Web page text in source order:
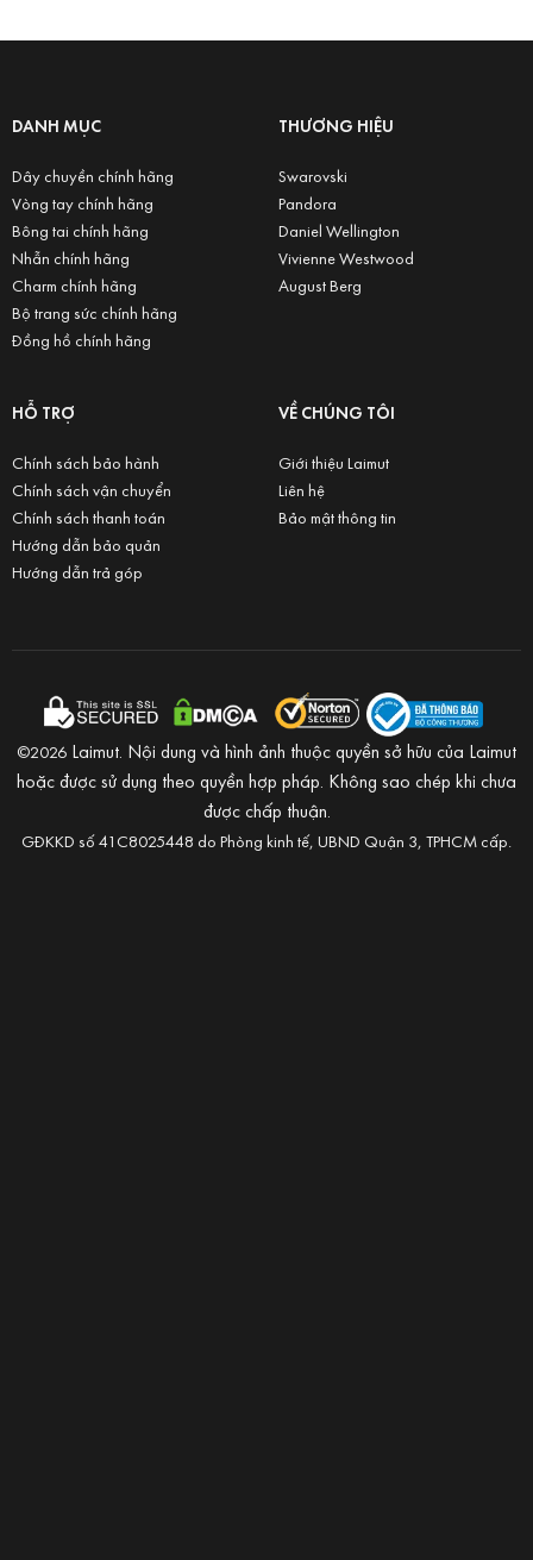
DANH MỤC
Dây chuyền chính hãng
Vòng tay chính hãng
Bông tai chính hãng
Nhẫn chính hãng
Charm chính hãng
Bộ trang sức chính hãng
Đồng hồ chính hãng
THƯƠNG HIỆU
Swarovski
Pandora
Daniel Wellington
Vivienne Westwood
August Berg
HỖ TRỢ
Chính sách bảo hành
Chính sách vận chuyển
Chính sách thanh toán
Hướng dẫn bảo quản
Hướng dẫn trả góp
VỀ CHÚNG TÔI
Giới thiệu Laimut
Liên hệ
Bảo mật thông tin
©2026 Laimut. Nội dung và hình ảnh thuộc quyền sở hữu của Laimut
hoặc được sử dụng theo quyền hợp pháp. Không sao chép khi chưa
được chấp thuận.
GĐKKD số 41C8025448 do Phòng kinh tế, UBND Quận 3, TPHCM cấp.